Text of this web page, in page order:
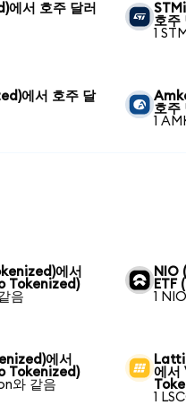
서 호주 달러
호주
1
에서 호주 달
호주
1
에서
Tokenized)
음
NIO
ETF
1
에서
Tokenized)
와 같음
에서
1